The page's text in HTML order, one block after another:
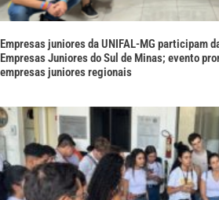
Empresas juniores da UNIFAL-MG participam
Empresas Juniores do Sul de Minas; evento
empresas juniores regionais